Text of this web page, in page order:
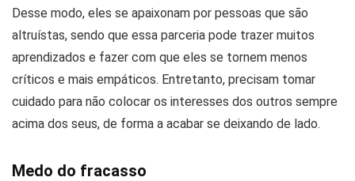
Desse modo, eles se apaixonam por pessoas que são
altruístas, sendo que essa parceria pode trazer muitos
aprendizados e fazer com que eles se tornem menos
críticos e mais empáticos. Entretanto, precisam tomar
cuidado para não colocar os interesses dos outros sempre
acima dos seus, de forma a acabar se deixando de lado.
Medo do fracasso